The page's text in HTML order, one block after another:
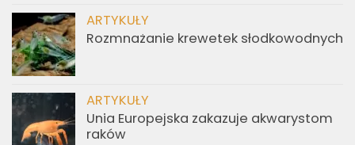
ARTYKUŁY
Rozmnażanie krewetek słodkowodnych
ARTYKUŁY
Unia Europejska zakazuje akwarystom
raków